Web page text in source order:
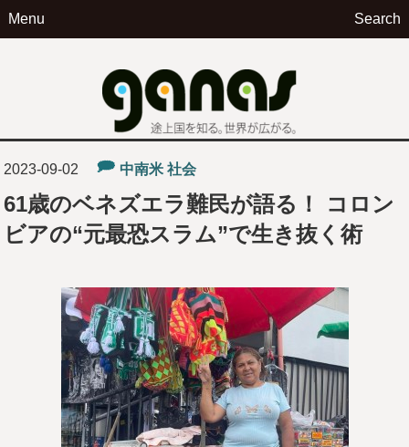
Menu Search
2023-09-02 中南米 社会
61歳のベネズエラ難民が語る！ コロン
ビアの“元最恐スラム”で生き抜く術